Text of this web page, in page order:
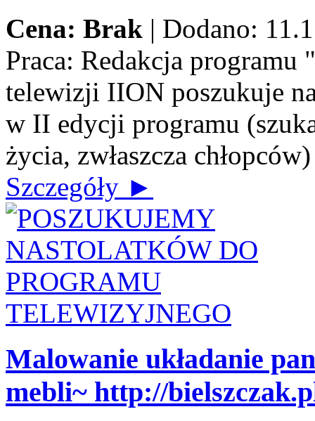
Cena: Brak | Dodano:
Praca: Redakcja programu
telewizji IION poszukuje
w II edycji programu
życia, zwłaszcza
Szczegóły ►
Malowanie układanie
mebli~ http://